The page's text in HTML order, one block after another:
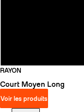
RAYON
Court Moyen Long
Voir les produits